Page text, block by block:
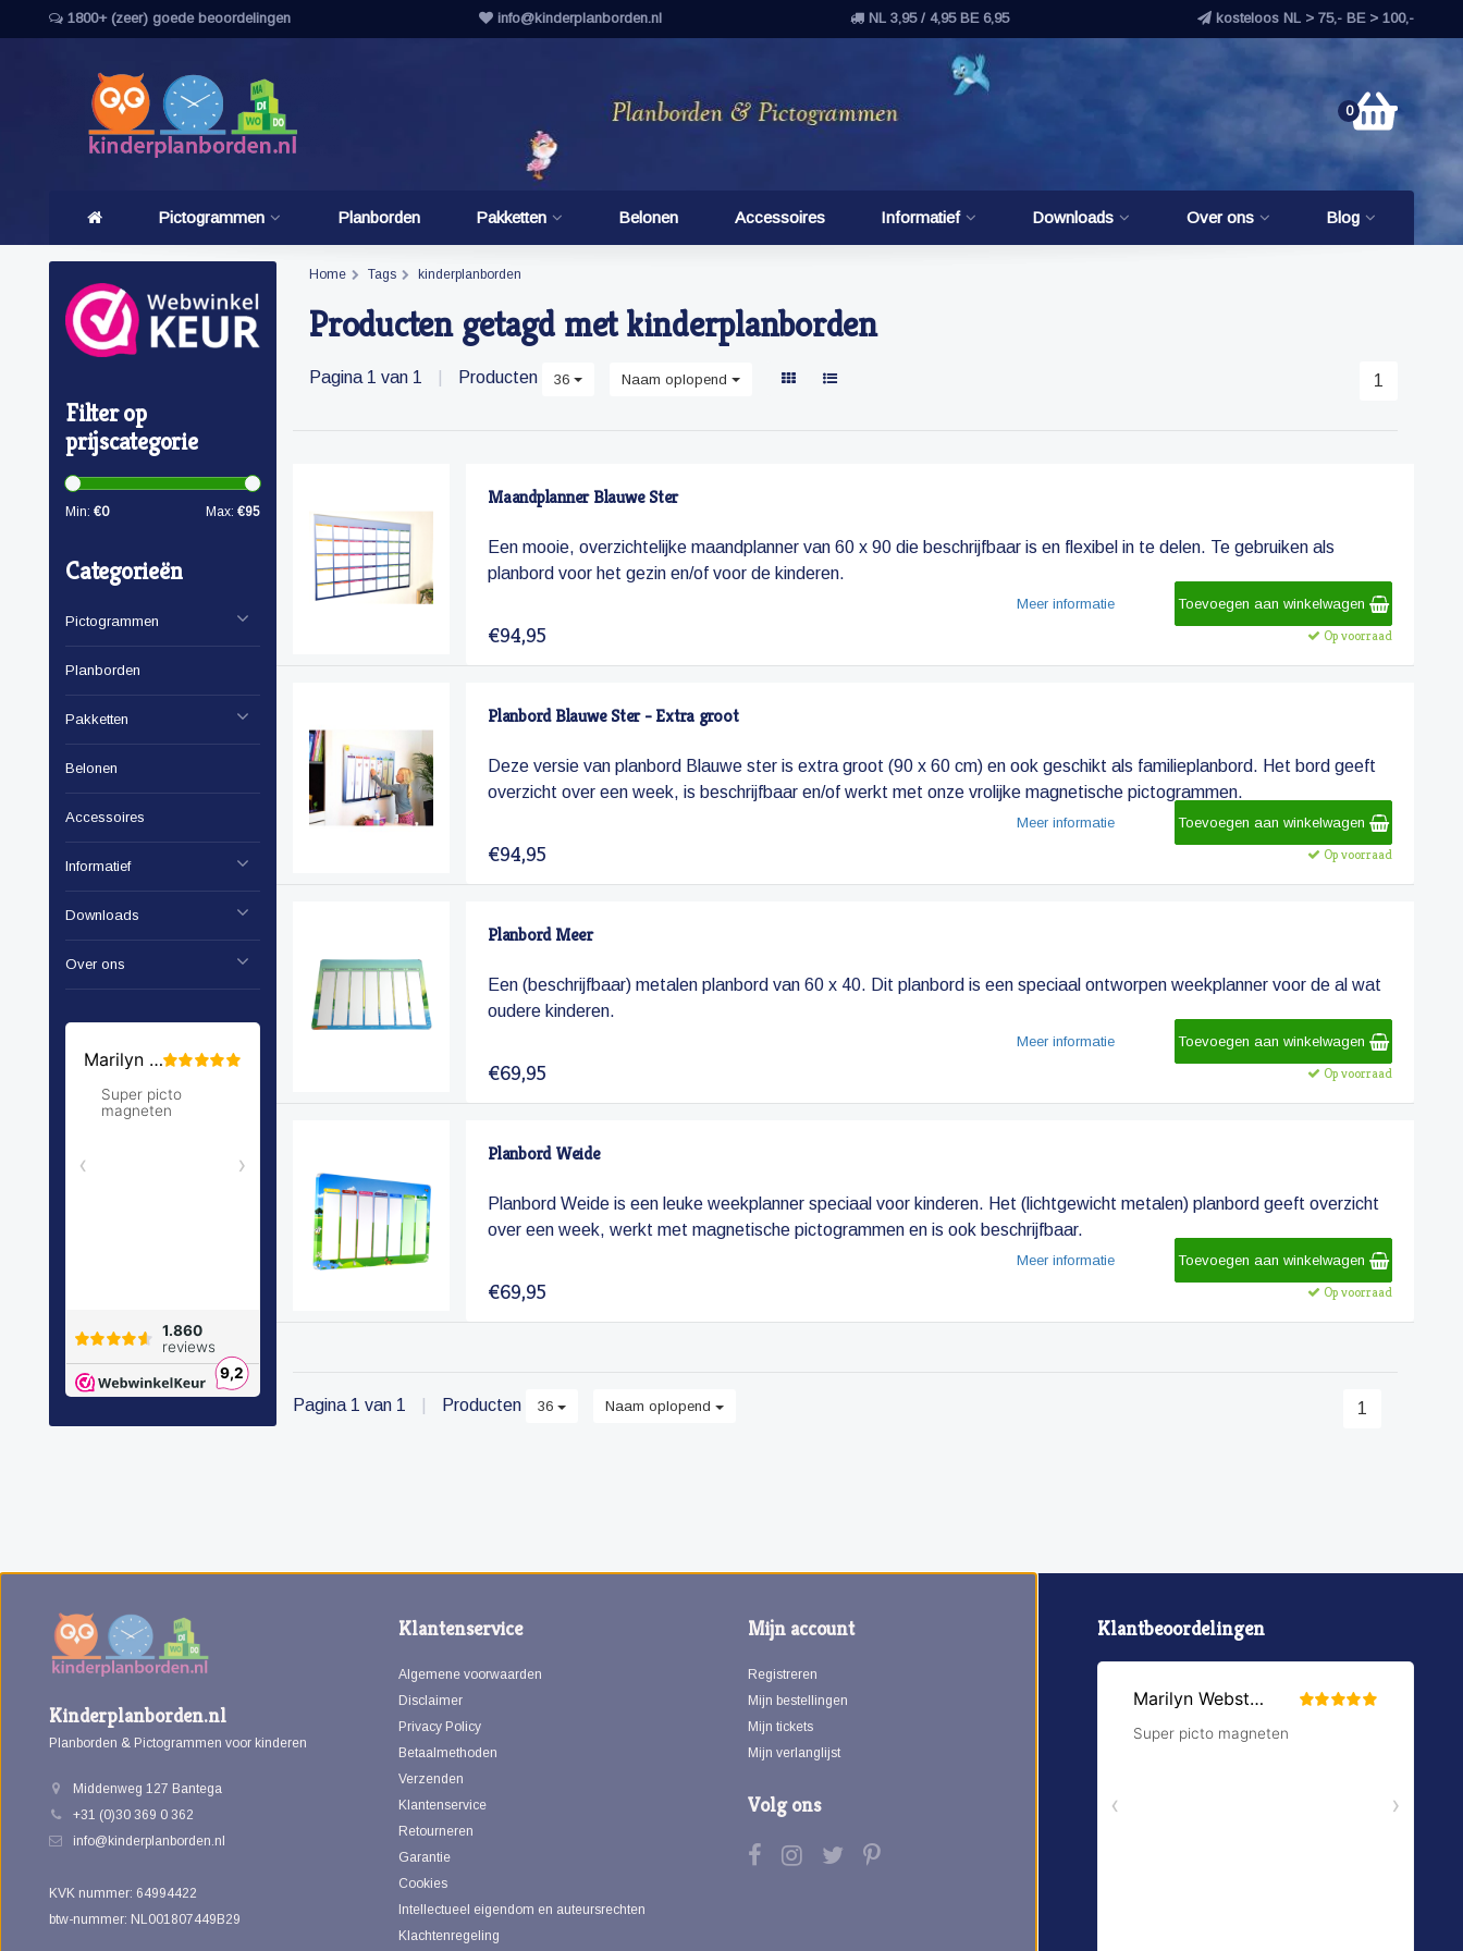
1800+ (zeer) goede beoordelingen info@kinderplanborden.nl NL 3,95 / 4,95 BE 6,95 kosteloos NL > 75,- BE > 100,-
0
Pictogrammen Planborden Pakketten Belonen Accessoires Informatief Downloads Over ons Blog
Filter op
prijscategorie
Min: €0 Max: €95
Categorieën
Pictogrammen
Planborden
Pakketten
Belonen
Accessoires
Informatief
Downloads
Over ons
Home Tags kinderplanborden
Producten getagd met kinderplanborden
Pagina 1 van 1 Producten 36 Naam oplopend 1
Maandplanner Blauwe Ster
Een mooie, overzichtelijke maandplanner van 60 x 90 die beschrijfbaar is en flexibel in te delen. Te gebruiken als
planbord voor het gezin en/of voor de kinderen.
€94,95 Op voorraad
Toevoegen aan winkelwagen
Meer informatie
Planbord Blauwe Ster - Extra groot
Deze versie van planbord Blauwe ster is extra groot (90 x 60 cm) en ook geschikt als familieplanbord. Het bord geeft
overzicht over een week, is beschrijfbaar en/of werkt met onze vrolijke magnetische pictogrammen.
€94,95 Op voorraad
Toevoegen aan winkelwagen
Meer informatie
Planbord Meer
Een (beschrijfbaar) metalen planbord van 60 x 40. Dit planbord is een speciaal ontworpen weekplanner voor de al wat
oudere kinderen.
€69,95 Op voorraad
Toevoegen aan winkelwagen
Meer informatie
Planbord Weide
Planbord Weide is een leuke weekplanner speciaal voor kinderen. Het (lichtgewicht metalen) planbord geeft overzicht
over een week, werkt met magnetische pictogrammen en is ook beschrijfbaar.
€69,95 Op voorraad
Toevoegen aan winkelwagen
Meer informatie
Pagina 1 van 1 Producten 36 Naam oplopend 1
Kinderplanborden.nl
Planborden & Pictogrammen voor kinderen
Middenweg 127 Bantega
+31 (0)30 369 0 362
info@kinderplanborden.nl
KVK nummer: 64994422
btw-nummer: NL001807449B29
Klantenservice
Algemene voorwaarden
Disclaimer
Privacy Policy
Betaalmethoden
Verzenden
Klantenservice
Retourneren
Garantie
Cookies
Intellectueel eigendom en auteursrechten
Klachtenregeling
Mijn account
Registreren
Mijn bestellingen
Mijn tickets
Mijn verlanglijst
Volg ons
Klantbeoordelingen